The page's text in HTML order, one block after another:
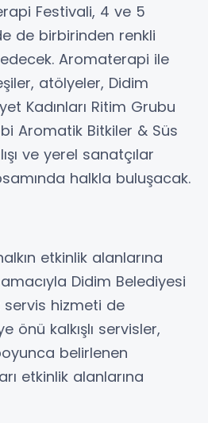
Festivali, 4 ve 5
de birbirinden renkli
Aromaterapi ile
atölyeler, Didim
Kadınları Ritim Grubu
Aromatik Bitkiler & Süs
ve yerel sanatçılar
halkla buluşacak.
etkinlik alanlarına
Didim Belediyesi
hizmeti de
önü kalkışlı servisler,
belirlenen
etkinlik alanlarına